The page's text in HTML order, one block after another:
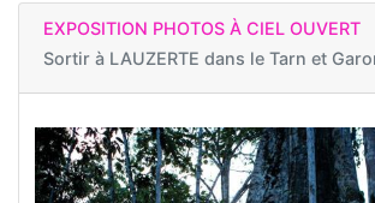
EXPOSITION PHOTOS À CIEL OUVERT
Sortir à LAUZERTE dans le Tarn et